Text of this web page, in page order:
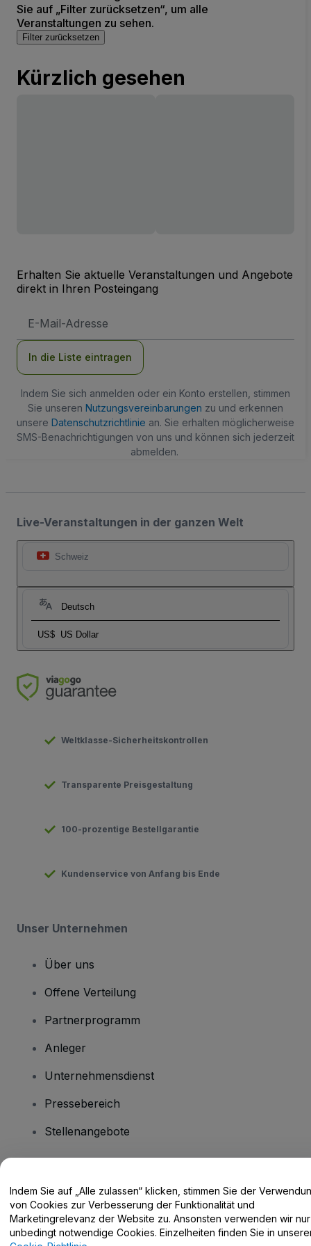
Sie auf „Filter zurücksetzen“, um alle
Veranstaltungen zu sehen.
Filter zurücksetzen
Kürzlich gesehen
Erhalten Sie aktuelle Veranstaltungen und Angebote
direkt in Ihren Posteingang
Mail-
In die Liste eintragen
Indem Sie sich anmelden oder ein Konto erstellen, stimmen
Sie unseren Nutzungsvereinbarungen zu und erkennen
unsere Datenschutzrichtlinie an. Sie erhalten möglicherweise
SMS-Benachrichtigungen von uns und können sich jederzeit
abmelden.
Live-Veranstaltungen in der ganzen Welt
Schweiz
Deutsch
US$ US Dollar
Weltklasse-Sicherheitskontrollen
Transparente Preisgestaltung
100-prozentige Bestellgarantie
Kundenservice von Anfang bis Ende
Unser Unternehmen
Über uns
Offene Verteilung
Partnerprogramm
Anleger
Unternehmensdienst
Pressebereich
Stellenangebote
Hilfe-Center / Kontakt
Indem Sie auf „Alle zulassen“ klicken, stimmen Sie der
von Cookies zur Verbesserung der Funktionalität und
Marketingrelevanz der Website zu. Ansonsten verwenden wir nur
unbedingt notwendige Cookies. Einzelheiten finden Sie in